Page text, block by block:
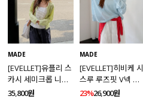
MADE
[EVELLET]유플리 스
카시 세미크롭 니트
가디건
35,800원
MADE
[EVELLET]히비케 시
스루 루즈핏 V넥 니
트
23%26,900원